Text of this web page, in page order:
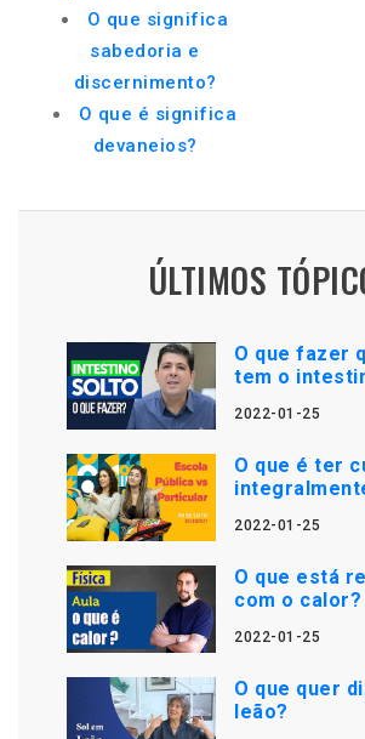
O que significa
sabedoria e
discernimento?
O que é significa
devaneios?
ÚLTIMOS
O que fazer
tem o
2022-01-25
O que é ter
2022-01-25
O que está
com o calor?
2022-01-25
O que quer
leão?